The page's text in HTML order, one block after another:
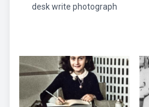
desk write photograph